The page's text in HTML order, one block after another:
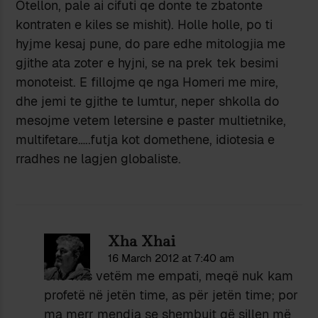
Otellon, pale ai cifuti qe donte te zbatonte
kontraten e kiles se mishit). Holle holle, po ti
hyjme kesaj pune, do pare edhe mitologjia me
gjithe ata zoter e hyjni, se na prek tek besimi
monoteist. E fillojme qe nga Homeri me mire,
dhe jemi te gjithe te lumtur, neper shkolla do
mesojme vetem letersine e paster multietnike,
multifetare…..futja kot domethene, idiotesia e
rradhes ne lagjen globaliste.
Xha Xhai
16 March 2012 at 7:40 am
Unë flas vetëm me empati, meqë nuk kam
profetë në jetën time, as për jetën time; por
ma merr mendja se shembujt që sillen më